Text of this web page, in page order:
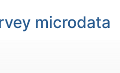
microdata